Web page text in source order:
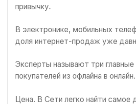
привычку.
В электронике, мобильных
доля интернет-продаж уже
Эксперты называют три
покупателей из офлайна в онлайн.
Цена. В Сети легко найти самое